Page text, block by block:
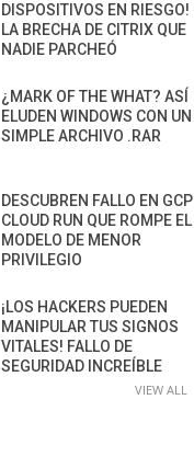
DISPOSITIVOS EN RIESGO!
LA BRECHA DE CITRIX QUE
NADIE PARCHEÓ
¿MARK OF THE WHAT? ASÍ
ELUDEN WINDOWS CON UN
SIMPLE ARCHIVO .RAR
DESCUBREN FALLO EN GCP
CLOUD RUN QUE ROMPE EL
MODELO DE MENOR
PRIVILEGIO
¡LOS HACKERS PUEDEN
MANIPULAR TUS SIGNOS
VITALES! FALLO DE
SEGURIDAD INCREÍBLE
VIEW ALL